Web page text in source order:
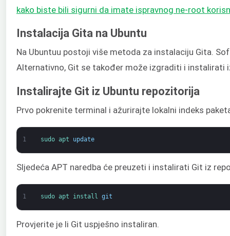
kako biste bili sigurni da imate ispravnog ne-root
Instalacija Gita na Ubuntu
Na Ubuntuu postoji više metoda za instalaciju Gita.
Alternativno, Git se također može izgraditi i instalirati
Instalirajte Git iz Ubuntu repozitorija
Prvo pokrenite terminal i ažurirajte lokalni indeks
1 sudo apt update
Sljedeća APT naredba će preuzeti i instalirati Git iz
1 sudo apt install git
Provjerite je li Git uspješno instaliran.